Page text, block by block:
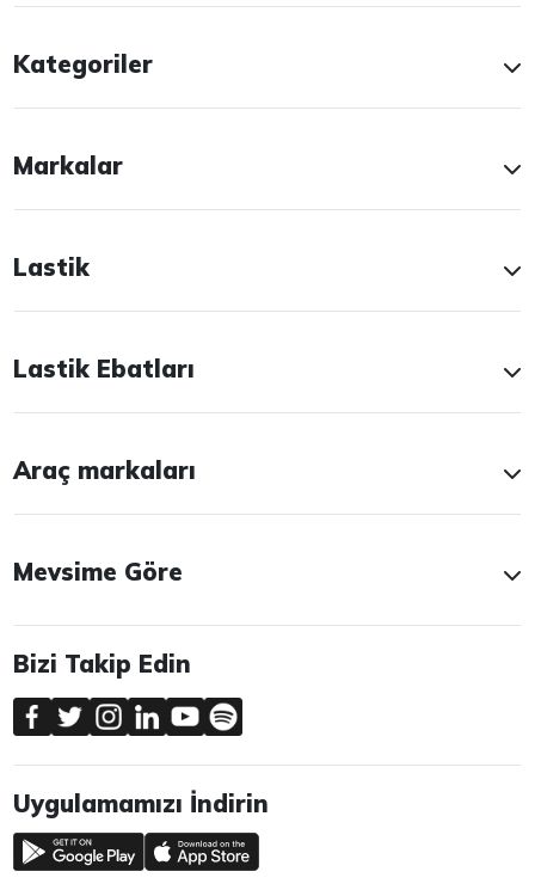
Kategoriler
Markalar
Lastik
Lastik Ebatları
Araç markaları
Mevsime Göre
Bizi Takip Edin
Uygulamamızı İndirin